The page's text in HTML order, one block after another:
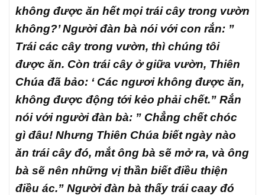
không được ăn hết mọi trái cây trong vườn
không?’ Người đàn bà nói với con rắn: ”
Trái các cây trong vườn, thì chúng tôi
được ăn. Còn trái cây ở giữa vườn, Thiên
Chúa đã bảo: ‘ Các ngươi không được ăn,
không được động tới kẻo phải chết.” Rắn
nói với người đàn bà: ” Chẳng chết chóc
gì đâu! Nhưng Thiên Chúa biết ngày nào
ăn trái cây đó, mắt ông bà sẽ mở ra, và ông
bà sẽ nên những vị thần biết điều thiện
điều ác.” Người đàn bà thấy trái caay đó